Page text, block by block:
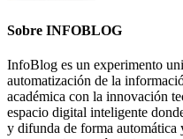
Sobre INFOBLOG
InfoBlog es un experimento
automatización de la
académica con la innovación
espacio digital inteligente
y difunda de forma automática